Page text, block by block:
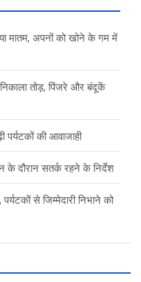
मातम, अपनों को खोने के गम में
तोड़, पिंजरे और बंदूकें
की आवाजाही
के दौरान सतर्क रहने के निर्देश
से जिम्मेदारी निभाने को